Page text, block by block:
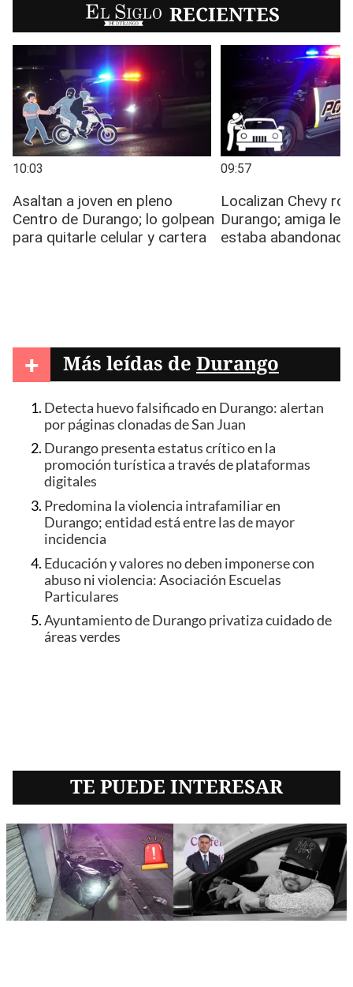
EL SIGLO RECIENTES
+ Más leídas de Durango
Detecta huevo falsificado en Durango: alertan
por páginas clonadas de San Juan
Durango presenta estatus crítico en la
promoción turística a través de plataformas
digitales
Predomina la violencia intrafamiliar en
Durango; entidad está entre las de mayor
incidencia
Educación y valores no deben imponerse con
abuso ni violencia: Asociación Escuelas
Particulares
Ayuntamiento de Durango privatiza cuidado de
áreas verdes
TE PUEDE INTERESAR